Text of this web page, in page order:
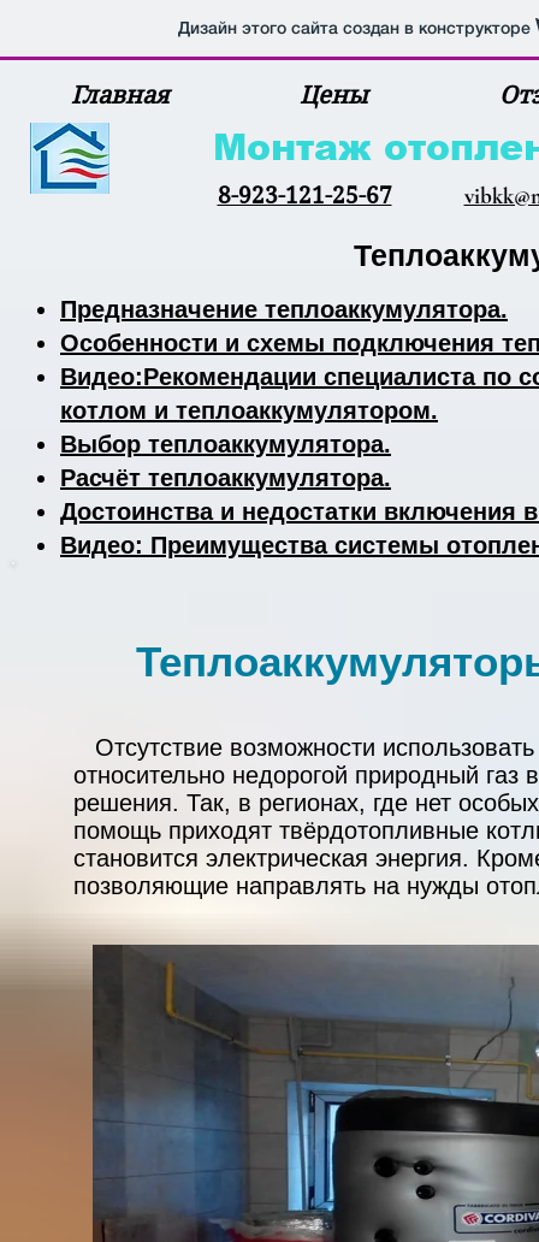
Дизайн этого сайта создан в конструкторе
Главная Цены
8-923-121-25-67
Монтаж
Предназначение теплоаккумулятора.
Особенности и схемы подключения
Видео:Рекомендации специалиста по
котлом и теплоаккумулятором.
Выбор теплоаккумулятора.
Расчёт теплоаккумулятора.
Достоинства и недостатки включения
Видео: Преимущества системы
Отсутствие возможности
относительно недорогой природный
решения. Так, в регионах, где нет
помощь приходят твёрдотопливные
становится электрическая энергия.
позволяющие направлять на нужды